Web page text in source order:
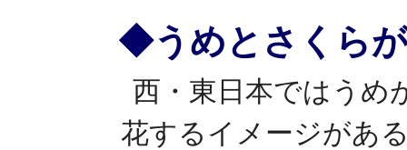
◆うめとさくら
西・東日本ではうめ
花するイメージがあ